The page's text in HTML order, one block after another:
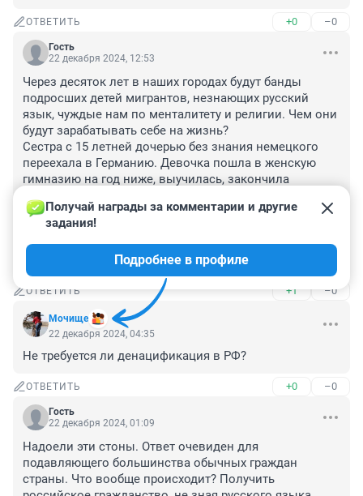
ОТВЕТИТЬ +0 –0
Гость
22 декабря 2024, 12:53
Через десяток лет в наших городах будут банды
подросших детей мигрантов, незнающих русский
язык, чуждые нам по менталитету и религии. Чем они
будут зарабатывать себе на жизнь?
Сестра с 15 летней дочерью без знания немецкого
переехала в Германию. Девочка пошла в женскую
гимназию на год ниже, выучилась, закончила
технологом на химическом предприятии.
В нормальных странах бережно относятся к каждому
молодому человеку, у нас же власть экономит. Куда
пойдут сьэкономленные деньги?
ОТВЕТИТЬ +1 –0
Мочище
Получай награды за комментарии и другие
задания!
Подробнее в профиле
22 декабря 2024, 04:35
Не требуется ли денацификация в РФ?
ОТВЕТИТЬ +0 –0
Гость
22 декабря 2024, 01:09
Надоели эти стоны. Ответ очевиден для
подавляющего большинства обычных граждан
страны. Что вообще происходит? Получить